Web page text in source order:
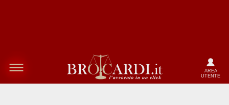
AREA
UTENTE